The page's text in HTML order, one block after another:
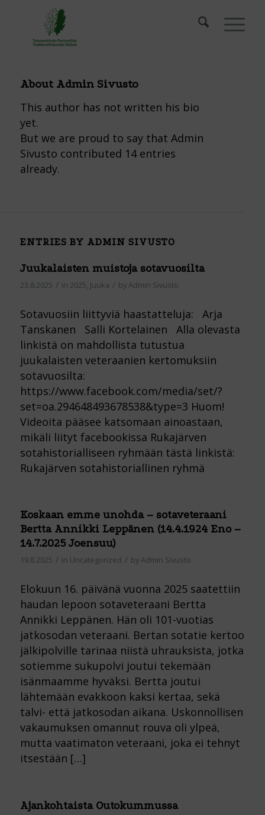
About Admin Sivusto
This author has not written his bio
yet.
But we are proud to say that Admin
Sivusto contributed 14 entries
already.
ENTRIES BY ADMIN SIVUSTO
Juukalaisten muistoja sotavuosilta
23.8.2025 / in 2025 Juuka / by Admin Sivusto
Sotavuosiin liittyviä haastatteluja: Arja
Tanskanen Salli Kortelainen Alla olevasta
linkistä on mahdollista tutustua
juukalaisten veteraanien kertomuksiin
sotavuosilta:
https://www.facebook.com/media/set/?
set=oa.294648493678538&type=3 Huom!
Videoita pääsee katsomaan ainoastaan,
mikäli liityt facebookissa Rukajärven
sotahistorialliseen ryhmään tästä linkistä:
Rukajärven sotahistoriallinen ryhmä
Koskaan emme unohda – sotaveteraani
Bertta Annikki Leppänen (14.4.1924 Eno –
14.7.2025 Joensuu)
19.8.2025 / in Uncategorized / byAdmin Sivusto
Elokuun 16. päivänä vuonna 2025 saatettiin
haudan lepoon sotaveteraani Bertta
Annikki Leppänen. Hän oli 101-vuotias
jatkosodan veteraani. Bertan sotatie kertoo
jälkipolville tarinaa niistä uhrauksista, jotka
sotiemme sukupolvi joutui tekemään
isänmaamme hyväksi. Bertta joutui
lähtemään evakkoon kaksi kertaa, sekä
talvi- että jatkosodan aikana. Uskonnollisen
vakaumuksen omannut rouva oli ylpeä,
mutta vaatimaton veteraani, joka ei tehnyt
itsestään […]
Ajankohtaista Outokummussa